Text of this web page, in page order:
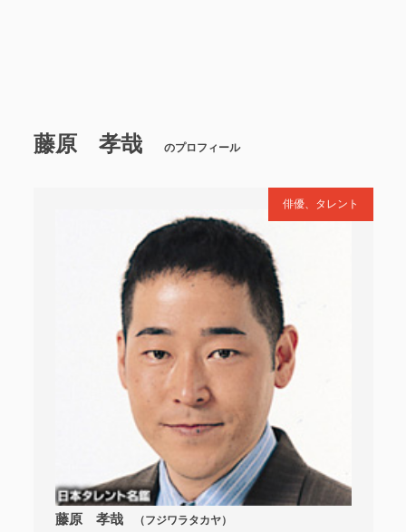
藤原 孝哉 のプロフィール
俳優、タレント
藤原 孝哉 （フジワラタカヤ）